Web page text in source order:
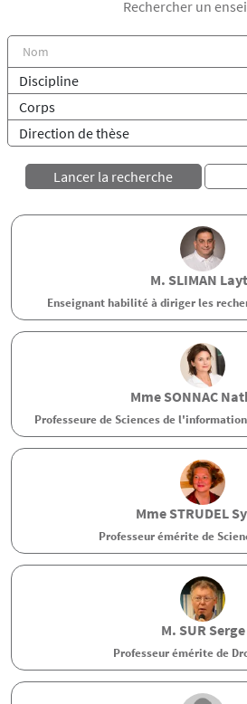
Rechercher un
M. SLIMAN
Enseignant habilité à diriger les
MmeSONNAC
Professeure de Sciences de
MmeSTRUDEL
Professeur émérite de
M. SUR Serge
Professeur émérite de